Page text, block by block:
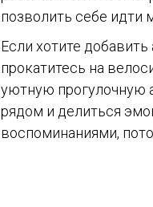
позволить себе идти
Если хотите
прокатитесь на
уютную прогулочную
рядом и делиться
воспоминаниями,